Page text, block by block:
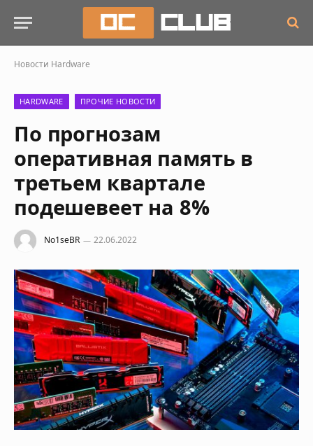
Новости Hardware
HARDWARE ПРОЧИЕ НОВОСТИ
По прогнозам
оперативная память в
третьем квартале
подешевеет на 8%
No1seBR 22.06.2022